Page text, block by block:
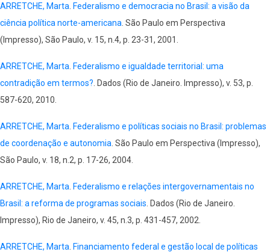
ARRETCHE, Marta Federalismo e democracia no Brasil: a visão da
ciência política norte-americana . São Paulo em Perspectiva
(Impresso), São Paulo, v. 15, n.4, p. 23-31, 2001.
ARRETCHE, Marta Federalismo e igualdade territorial: uma
contradição em termos? . Dados (Rio de Janeiro. Impresso), v. 53, p.
587-620, 2010.
ARRETCHE, Marta Federalismo e políticas sociais no Brasil: problemas
de coordenação e autonomia . São Paulo em Perspectiva (Impresso),
São Paulo, v. 18, n.2, p. 17-26, 2004.
ARRETCHE, Marta Federalismo e relações intergovernamentais no
Brasil: a reforma de programas sociais . Dados (Rio de Janeiro.
Impresso), Rio de Janeiro, v. 45, n.3, p. 431-457, 2002.
ARRETCHE, Marta Financiamento federal e gestão local de políticas